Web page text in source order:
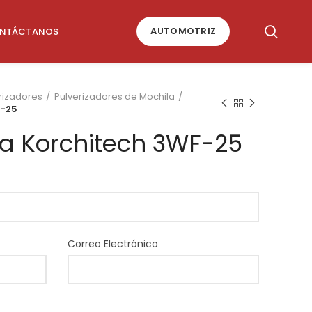
AUTOMOTRIZ
Pulverizadores de Mochila
25
Korchitech 3WF-25
Correo Electrónico